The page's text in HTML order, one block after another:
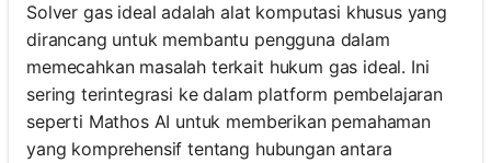
Solver gas ideal adalah alat komputasi khusus yang
dirancang untuk membantu pengguna dalam
memecahkan masalah terkait hukum gas ideal. Ini
sering terintegrasi ke dalam platform pembelajaran
seperti Mathos AI untuk memberikan pemahaman
yang komprehensif tentang hubungan antara